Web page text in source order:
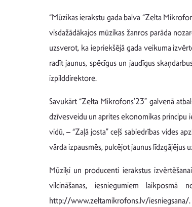
“Mūzikas ierakstu gada balva “Zelta
visdažādākajos mūzikas žanros parāda
uzsverot, ka iepriekšējā gada veikuma
radīt jaunus, spēcīgus un jaudīgus
izpilddirektore.
Savukārt “Zelta Mikrofons’23” galvenā
dzīvesveidu un aprites ekonomikas principu
vidū, – “Zaļā josta” ceļš sabiedrības vides
vārda izpausmēs, pulcējot jaunus līdzgājējus
Mūziķi un producenti ierakstus
vilcināšanas, iesniegumiem
http://www.zeltamikrofons.lv/iesniegsana/.